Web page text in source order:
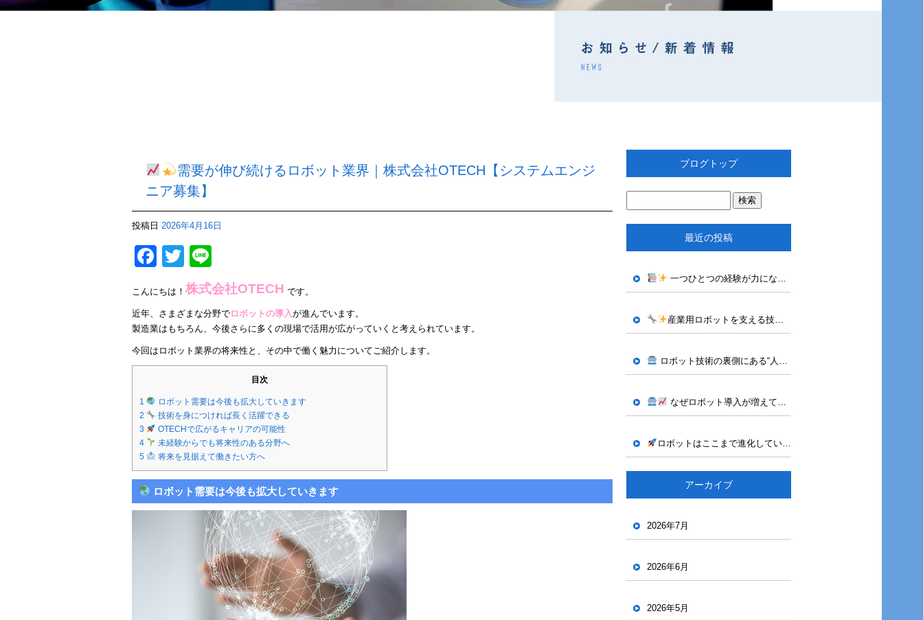
需要が伸び続けるロボット業界｜株式会社OTECH【システムエンジ
ニア募集】
投稿日 2026年4月16日
Facebook
Twitter
こんにちは！ 株式会社OTECH です。
近年、さまざまな分野でロボットの導入が進んでいます。
製造業はもちろん、今後さらに多くの現場で活用が広がっていくと考えられています。
今回はロボット業界の将来性と、その中で働く魅力についてご紹介します。
目次
1
ロボット需要は今後も拡大していきます
2
技術を身につければ長く活躍できる
3
OTECHで広がるキャリアの可能性
4
未経験からでも将来性のある分野へ
5
将来を見据えて働きたい方へ
ロボット需要は今後も拡大していきます
ブログトップ
最近の投稿
一つひとつの経験が力になる｜株式会社OTECHで身につくロボット技術
産業用ロボットを支える技術｜株式会社OTECHが行うティーチング作業
ロボット技術の裏側にある“人の力”｜株式会社OTECH
なぜロボット導入が増えているのか｜株式会社OTECHが支える産業用ロボット技術
ロボットはここまで進化している｜株式会社OTECHが手掛けるビジョン技術
アーカイブ
2026年7月
2026年6月
2026年5月